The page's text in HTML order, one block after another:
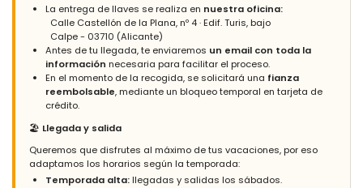
- 9,4
Familias con niños mayores - Julio 2022 - España :
Apartamento maravilloso, muy cómodo para vivir y disfrutar
Familias con niños mayores - Mayo 2022 - Alemania :
(Texto original)
Fantastisch appartement
(Traducido por Google)
La entrega de llaves se realiza en nuestra oficina:
Calle Castellón de la Plana, nº 4 · Edif. Turis, bajo
Calpe - 03710 (Alicante)
Antes de tu llegada, te enviaremos un email con toda la
información necesaria para facilitar el proceso.
En el momento de la recogida, se solicitará una fianza
reembolsable, mediante un bloqueo temporal en tarjeta de
crédito.
🏖️ Llegada y salida
Queremos que disfrutes al máximo de tus vacaciones, por eso
adaptamos los horarios según la temporada:
Temporada alta:llegadas y salidas los sábados.